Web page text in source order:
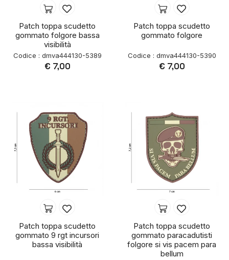
Patch toppa scudetto
gommato folgore bassa
visibilità
Codice : dmva444130-5389
€ 7,00
Patch toppa scudetto
gommato folgore
Codice : dmva444130-5390
€ 7,00
Patch toppa scudetto
gommato 9 rgt incursori
bassa visibilità
Patch toppa scudetto
gommato paracadutisti
folgore si vis pacem para
bellum